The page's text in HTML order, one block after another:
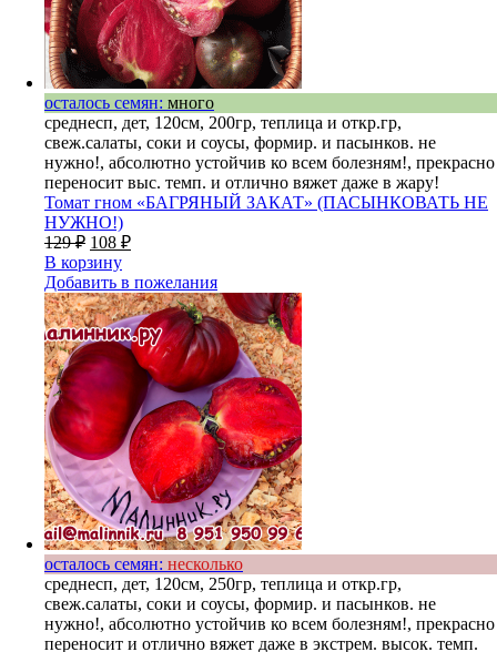
осталось семян: много
среднесп, дет, 120см, 200гр, теплица и откр.гр,
свеж.салаты, соки и соусы, формир. и пасынков. не
нужно!, абсолютно устойчив ко всем болезням!, прекрасно
переносит выс. темп. и отлично вяжет даже в жару!
Томат гном «БАГРЯНЫЙ ЗАКАТ» (ПАСЫНКОВАТЬ НЕ
НУЖНО!)
129₽ 108 ₽
В корзину
Добавить в пожелания
осталось семян: несколько
среднесп, дет, 120см, 250гр, теплица и откр.гр,
свеж.салаты, соки и соусы, формир. и пасынков. не
нужно!, абсолютно устойчив ко всем болезням!, прекрасно
переносит и отлично вяжет даже в экстрем. высок. темп.